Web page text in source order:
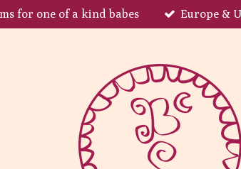
for one of a kind babes Europe &